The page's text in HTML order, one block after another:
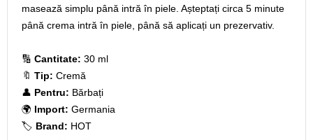
masează simplu până intră în piele. Așteptați circa 5 minute
până crema intră în piele, până să aplicați un prezervativ.
🔢 Cantitate: 30 ml
🔖 Tip: Cremă
👤 Pentru: Bărbați
🌍 Import: Germania
🏷️ Brand: HOT